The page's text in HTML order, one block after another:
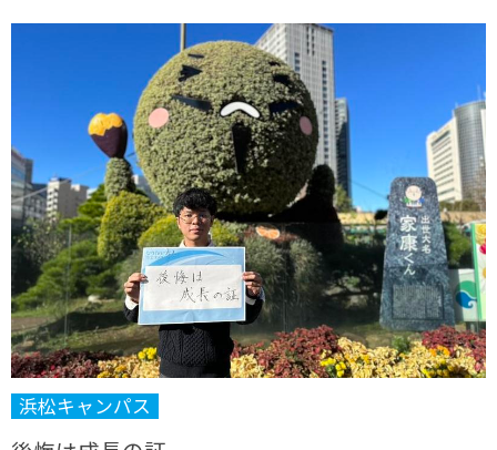
浜松キャンパス